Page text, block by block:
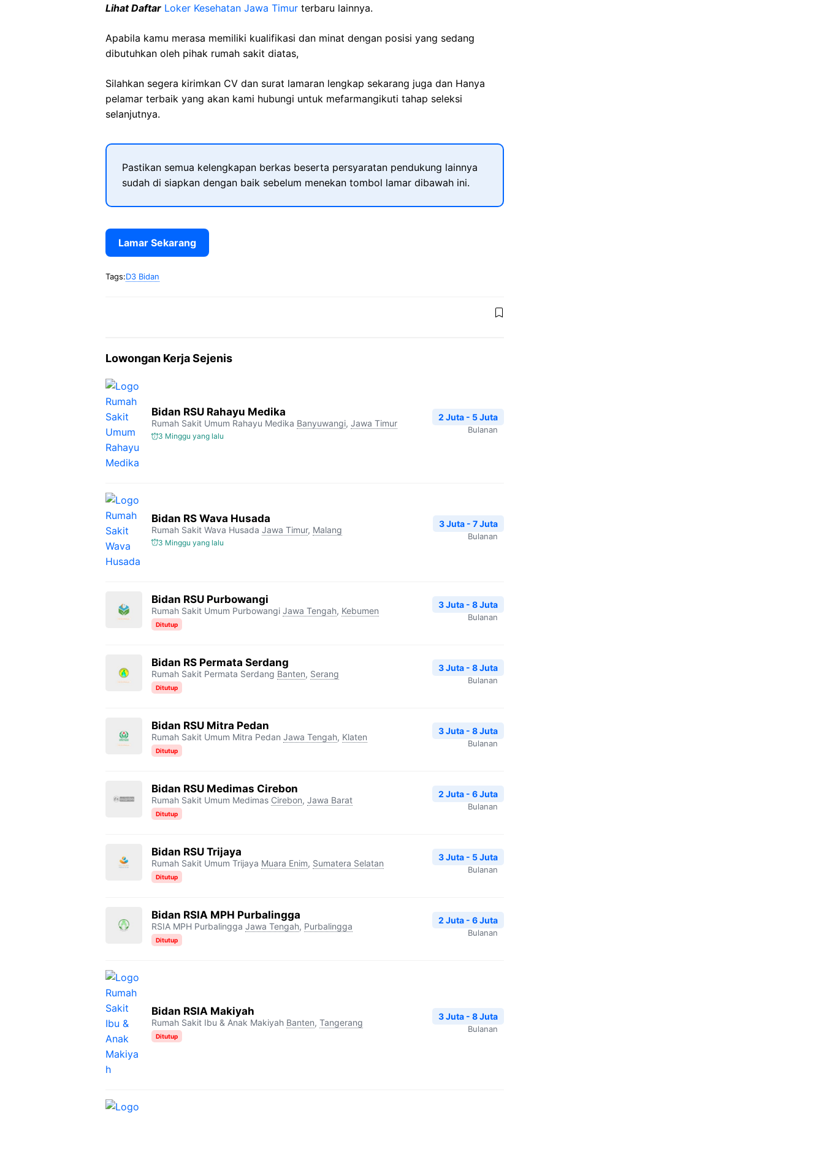
Lihat Daftar Loker Kesehatan Jawa Timur terbaru lainnya.
Apabila kamu merasa memiliki kualifikasi dan minat dengan posisi yang sedang
dibutuhkan oleh pihak rumah sakit diatas,
Silahkan segera kirimkan CV dan surat lamaran lengkap sekarang juga dan Hanya
pelamar terbaik yang akan kami hubungi untuk mefarmangikuti tahap seleksi
selanjutnya.
Pastikan semua kelengkapan berkas beserta persyaratan pendukung lainnya
sudah di siapkan dengan baik sebelum menekan tombol lamar dibawah ini.
Lamar Sekarang
Tags:D3 Bidan
Lowongan Kerja Sejenis
Bidan RSU Rahayu Medika
Rumah Sakit Umum Rahayu Medika Banyuwangi, Jawa Timur
3 Minggu yang lalu
2 Juta - 5 Juta
Bulanan
Bidan RS Wava Husada
Rumah Sakit Wava Husada Jawa Timur, Malang
3 Minggu yang lalu
3 Juta - 7 Juta
Bulanan
Bidan RSU Purbowangi
Rumah Sakit Umum Purbowangi Jawa Tengah, Kebumen
Ditutup
3 Juta - 8 Juta
Bulanan
Bidan RS Permata Serdang
Rumah Sakit Permata Serdang Banten, Serang
Ditutup
3 Juta - 8 Juta
Bulanan
Bidan RSU Mitra Pedan
Rumah Sakit Umum Mitra Pedan Jawa Tengah, Klaten
Ditutup
3 Juta - 8 Juta
Bulanan
Bidan RSU Medimas Cirebon
Rumah Sakit Umum Medimas Cirebon, Jawa Barat
Ditutup
2 Juta - 6 Juta
Bulanan
Bidan RSU Trijaya
Rumah Sakit Umum Trijaya Muara Enim, Sumatera Selatan
Ditutup
3 Juta - 5 Juta
Bulanan
Bidan RSIA MPH Purbalingga
RSIA MPH Purbalingga Jawa Tengah, Purbalingga
Ditutup
2 Juta - 6 Juta
Bulanan
Bidan RSIA Makiyah
Rumah Sakit Ibu & Anak Makiyah Banten, Tangerang
Ditutup
3 Juta - 8 Juta
Bulanan